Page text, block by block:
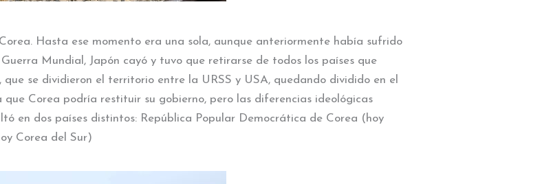
Hasta ese momento era una sola, aunque anteriormente había sufrido
Mundial, Japón cayó y tuvo que retirarse de todos los países que
que se dividieron el territorio entre la URSS y USA, quedando dividido en el
Corea podría restituir su gobierno, pero las diferencias ideológicas
en dos países distintos: República Popular Democrática de Corea (hoy
Corea del Sur)